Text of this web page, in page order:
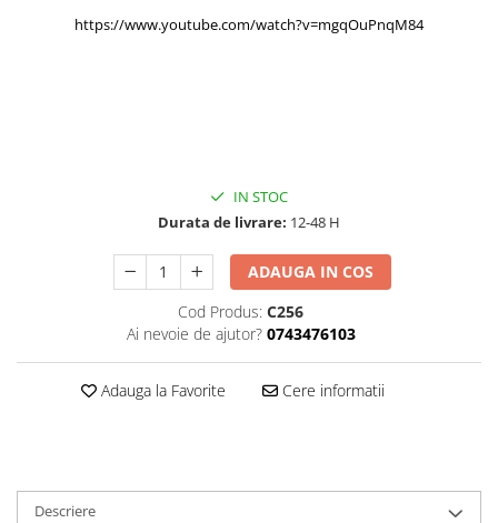
https://www.youtube.com/watch?v=mgqOuPnqM84
IN STOC
Durata de livrare: 12-48 H
ADAUGA IN COS
Cod Produs: C256
Ai nevoie de ajutor? 0743476103
Adauga la Favorite Cere informatii
Descriere